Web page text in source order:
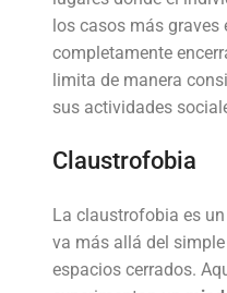
los casos más graves
completamente
limita de manera
sus actividades
Claustrofobia
La claustrofobia es
va más allá del
espacios cerrados.